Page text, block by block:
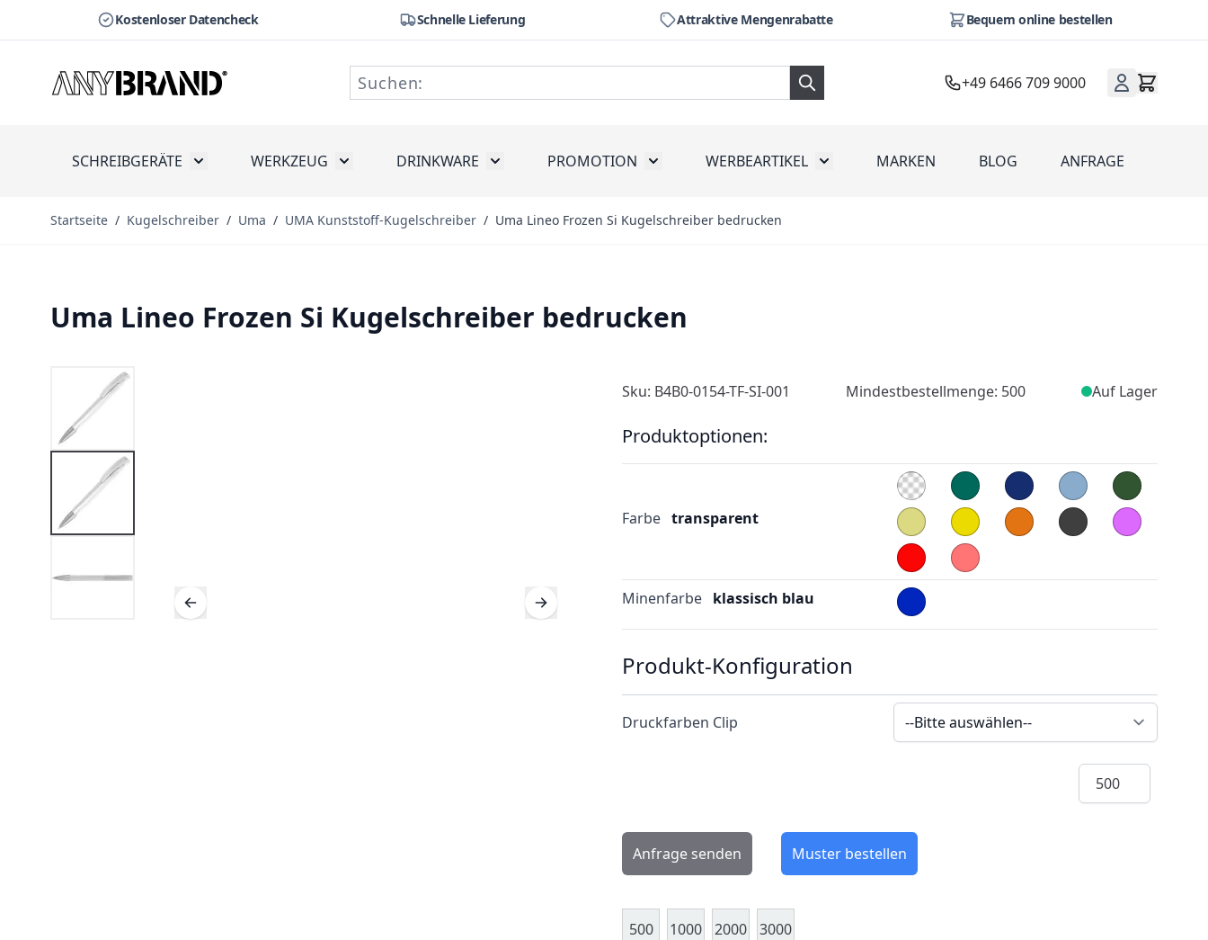
Kostenloser Datencheck Schnelle Lieferung Attraktive Mengenrabatte Bequem online bestellen
+49 6466 709 9000
SCHREIBGERÄTE Toggle submenu for Schreibgeräte
WERKZEUG Toggle submenu for Werkzeug
DRINKWARE Toggle submenu for Drinkware
PROMOTION Toggle submenu for Promotion
WERBEARTIKEL Toggle submenu for Werbeartikel
MARKEN BLOG ANFRAGE
Startseite / Kugelschreiber / Uma / UMA Kunststoff-Kugelschreiber / Uma Lineo Frozen Si Kugelschreiber bedrucken
Uma Lineo Frozen Si Kugelschreiber bedrucken
Sku: B4B0-0154-TF-SI-001 Mindestbestellmenge: 500 Auf Lager
Produktoptionen:
Farbe transparent
Minenfarbe klassisch blau
Produkt-Konfiguration
Druckfarben Clip
Menge
Anfrage senden Muster bestellen
500 1000 2000 3000